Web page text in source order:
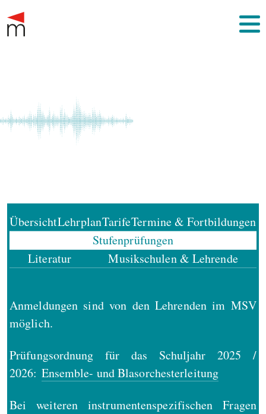
ÜbersichtLehrplanTarifeTermine & Fortbildungen
Stufenprüfungen
Literatur
Musikschulen & Lehrende
Anmeldungen sind von den Lehrenden im MSV
möglich.
Prüfungsordnung für das Schuljahr 2025 /
2026: Ensemble- und Blasorchesterleitung
Bei weiteren instrumentenspezifischen Fragen